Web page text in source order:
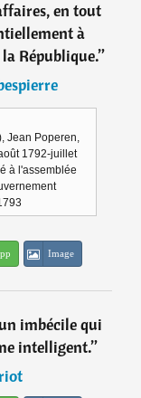
en tout
à
République.”
Jean Poperen,
1792-juillet
à l'assemblée
Image
imbécile qui
intelligent.”